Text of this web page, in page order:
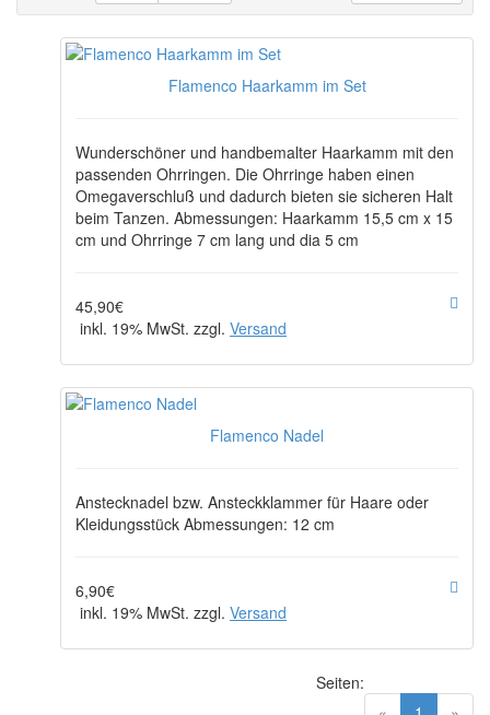
Flamenco Haarkamm im Set
Wunderschöner und handbemalter Haarkamm mit den
passenden Ohrringen. Die Ohrringe haben einen
Omegaverschluß und dadurch bieten sie sicheren Halt
beim Tanzen. Abmessungen: Haarkamm 15,5 cm x 15
cm und Ohrringe 7 cm lang und dia 5 cm
45,90€
inkl. 19% MwSt. zzgl. Versand
Flamenco Nadel
Anstecknadel bzw. Ansteckklammer für Haare oder
Kleidungsstück Abmessungen: 12 cm
6,90€
inkl. 19% MwSt. zzgl. Versand
(current)
Seiten: